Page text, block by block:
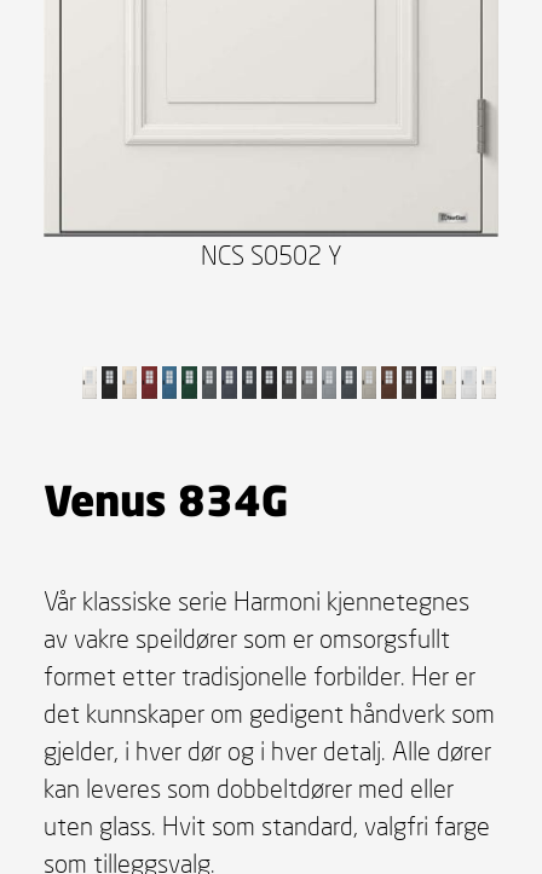
NCS S0502 Y
Venus 834G
Vår klassiske serie Harmoni kjennetegnes
av vakre speildører som er omsorgsfullt
formet etter tradisjonelle forbilder. Her er
det kunnskaper om gedigent håndverk som
gjelder, i hver dør og i hver detalj. Alle dører
kan leveres som dobbeltdører med eller
uten glass. Hvit som standard, valgfri farge
som tilleggsvalg.